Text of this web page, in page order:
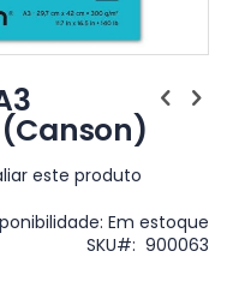
este produto
Em estoque
SKU
900063